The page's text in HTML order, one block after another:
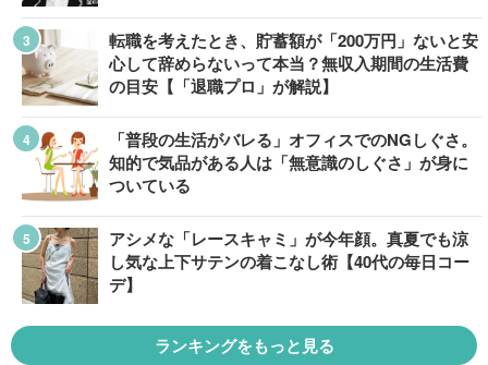
転職を考えたとき、貯蓄額が「200万円」ないと安
心して辞めらないって本当？無収入期間の生活費
の目安【「退職プロ」が解説】
「普段の生活がバレる」オフィスでのNGしぐさ。
知的で気品がある人は「無意識のしぐさ」が身に
ついている
アシメな「レースキャミ」が今年顔。真夏でも涼
し気な上下サテンの着こなし術【40代の毎日コー
デ】
ランキングをもっと見る